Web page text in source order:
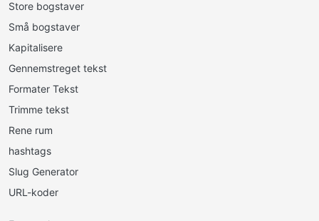
Store bogstaver
Små bogstaver
Kapitalisere
Gennemstreget tekst
Formater Tekst
Trimme tekst
Rene rum
hashtags
Slug Generator
URL-koder